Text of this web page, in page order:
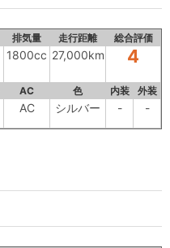
排気量 走行距離 総合評価
1800cc 27,000km 4
AC 色 内装 外装
AC シルバー - -